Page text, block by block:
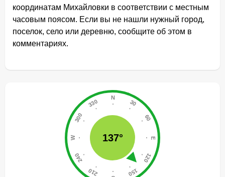
координатам Михайловки в соответствии с местным
часовым поясом. Если вы не нашли нужный город,
поселок, село или деревню, сообщите об этом в
комментариях.
137°